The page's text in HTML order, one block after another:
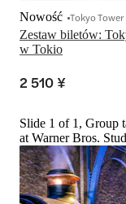
Zestaw biletów:
w Tokio
Nowość Tokyo
2 510 ¥
Slide 1 of 1, Group
at Warner Bros.